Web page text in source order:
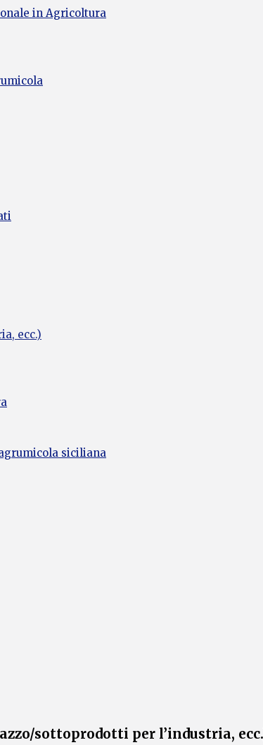
in Agricoltura
ecc.)
siciliana
sottoprodotti per l’industria,